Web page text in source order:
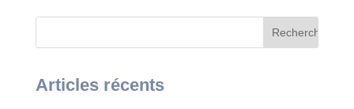
Articles récents